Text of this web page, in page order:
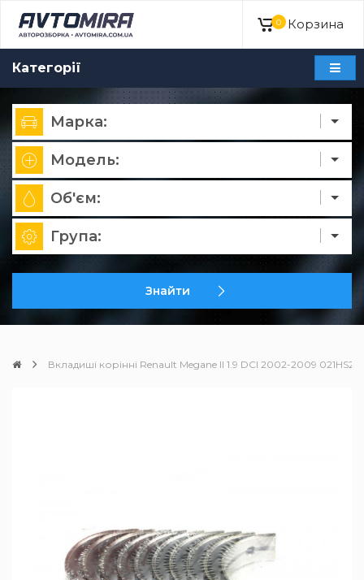
0 Корзина
Категорії
Марка:
Модель:
Об'єм:
Група:
Знайти
Вкладиші корінні Renault Megane II 1.9 DCI 2002-2009